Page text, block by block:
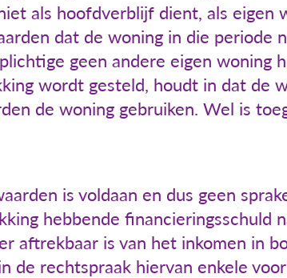
als hoofdverblijf dient, als eigen
dat de woning in die periode
geen andere eigen woning
wordt gesteld, houdt in dat de
de woning gebruiken. Wel is
is voldaan en dus geen
hebbende financieringsschuld
aftrekbaar is van het inkomen in
de rechtspraak hiervan enkele